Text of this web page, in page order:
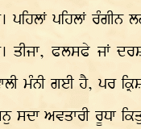
ਪਹਿਲਾਂ ਰੰਗੀਨ
ਤੀਜਾ, ਫਲਸਫੇ
ਮੰਨੀ ਗਈ ਹੈ, ਪਰ
ਅਵਤਾਰੀ ਰੂਧਾ